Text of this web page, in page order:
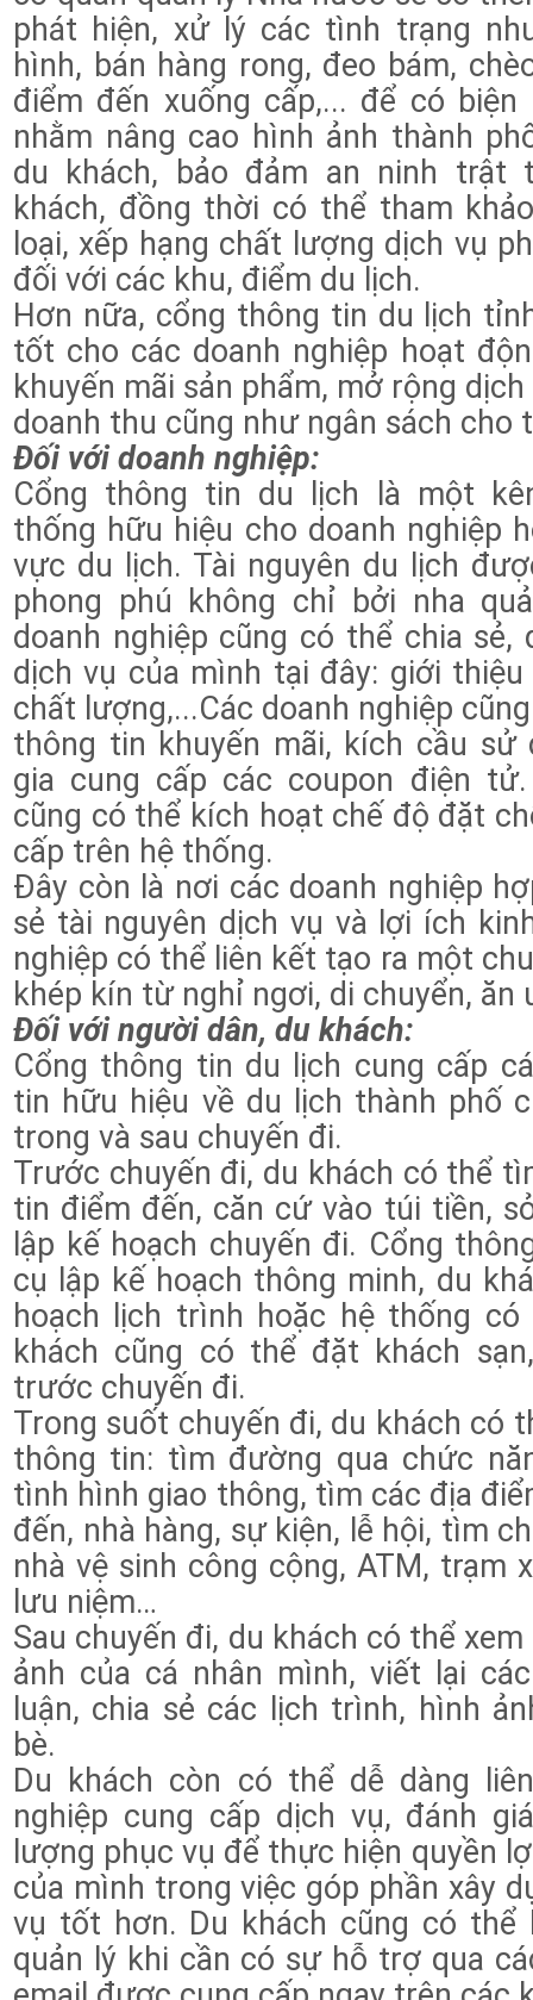
phát hiện, xử lý các tình trạng
hình, bán hàng rong, đeo bám,
điểm đến xuống cấp,... để có
nhằm nâng cao hình ảnh thành
du khách, bảo đảm an ninh trật
khách, đồng thời có thể tham
loại, xếp hạng chất lượng dịch vụ
đối với các khu, điểm du lịch.
Hơn nữa, cổng thông tin du lịch
tốt cho các doanh nghiệp hoạt
khuyến mãi sản phẩm, mở rộng
doanh thu cũng như ngân sách cho
Đối với doanh nghiệp:
Cổng thông tin du lịch là một
thống hữu hiệu cho doanh nghiệp
vực du lịch. Tài nguyên du lịch
phong phú không chỉ bởi nha
doanh nghiệp cũng có thể chia sẻ,
dịch vụ của mình tại đây: giới
chất lượng,...Các doanh nghiệp
thông tin khuyến mãi, kích cầu sử
gia cung cấp các coupon điện
cũng có thể kích hoạt chế độ đặt
cấp trên hệ thống.
Đây còn là nơi các doanh nghiệp
sẻ tài nguyên dịch vụ và lợi ích
nghiệp có thể liên kết tạo ra một
khép kín từ nghỉ ngơi, di chuyển, ăn
Đối với người dân, du khách:
Cổng thông tin du lịch cung cấp
tin hữu hiệu về du lịch thành phố
trong và sau chuyến đi.
Trước chuyến đi, du khách có thể
tin điểm đến, căn cứ vào túi tiền,
lập kế hoạch chuyến đi. Cổng
cụ lập kế hoạch thông minh, du
hoạch lịch trình hoặc hệ thống
khách cũng có thể đặt khách
trước chuyến đi.
Trong suốt chuyến đi, du khách có
thông tin: tìm đường qua chức
tình hình giao thông, tìm các địa
đến, nhà hàng, sự kiện, lễ hội, tìm
nhà vệ sinh công cộng, ATM, trạm
lưu niệm…
Sau chuyến đi, du khách có thể
ảnh của cá nhân mình, viết lại
luận, chia sẻ các lịch trình, hình
bè.
Du khách còn có thể dễ dàng
nghiệp cung cấp dịch vụ, đánh
lượng phục vụ để thực hiện quyền
của mình trong việc góp phần xây
vụ tốt hơn. Du khách cũng có thể
quản lý khi cần có sự hỗ trợ qua